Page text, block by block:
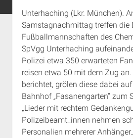
Aktuelles
Termine
Antifaschistische
Antifaschistische Termine
Rechte Termine im
Rechte Termine
Chronologie
Das Archiv
a.i.d.a. e. V.
Über a.i.d.a.
RSS-Feeds, Twitter &
Bibliothek
Impressum
Unterhaching (Lkr. München).
Samstagnachmittag treffen die
Fußballmannschaften des
SpVgg Unterhaching
Polizei etwa 350 erwarteten
reisen etwa 50 mit dem Zug an.
berichtet, grölen diese dabei
Bahnhof „Fasanengarten“ zum
„Lieder mit rechtem
Polizeibeamt_innen nehmen
Personalien mehrerer